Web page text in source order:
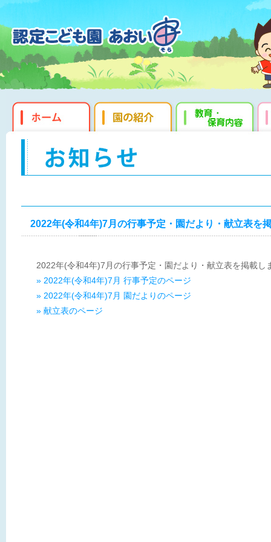
2022年(令和4年)7月の行事予定・園だより・献立表を
2022年(令和4年)7月の行事予定・園だより・献立表を掲載し
» 2022年(令和4年)7月 行事予定のページ
» 2022年(令和4年)7月 園だよりのページ
» 献立表のページ